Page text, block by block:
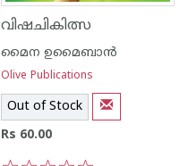
വിഷചികിത്സ
മൈന ഉമൈബാന്‍
Olive Publications
Out of Stock
Rs 60.00